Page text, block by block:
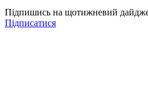
Підпишись на щотижневий
Підписатися